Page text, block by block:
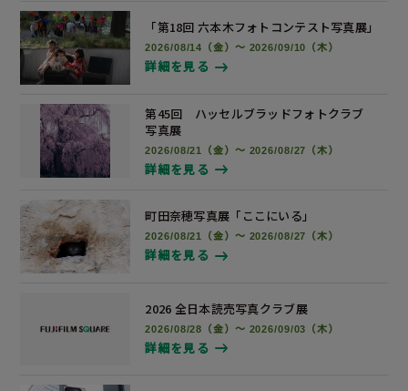
「第18回 六本木フォトコンテスト写真展」
2026/08/14（金）～ 2026/09/10（木）
詳細を見る
第45回 ハッセルブラッドフォトクラブ
写真展
2026/08/21（金）～ 2026/08/27（木）
詳細を見る
町田奈穂写真展 「ここにいる」
2026/08/21（金）～ 2026/08/27（木）
詳細を見る
2026 全日本読売写真クラブ展
2026/08/28（金）～ 2026/09/03（木）
詳細を見る